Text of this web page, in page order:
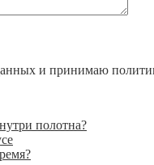
и принимаю
полотна?